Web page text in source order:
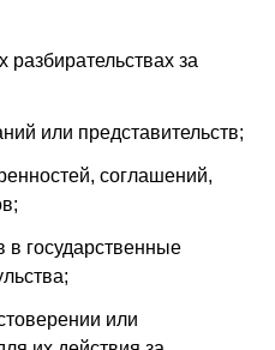
разбирательствах за
или представительств;
соглашений,
в государственные
или